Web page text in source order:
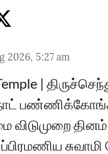
2026, 5:27 am
|
விடுமுறை